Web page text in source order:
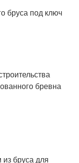
бруса под ключ
бревна
из бруса для